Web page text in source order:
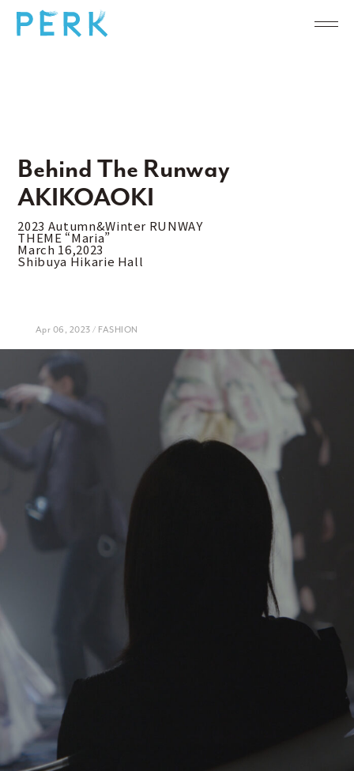
Behind The Runway
AKIKOAOKI
2023 Autumn&Winter RUNWAY
THEME “Maria”
March 16,2023
Shibuya Hikarie Hall
Apr 06, 2023 / FASHION